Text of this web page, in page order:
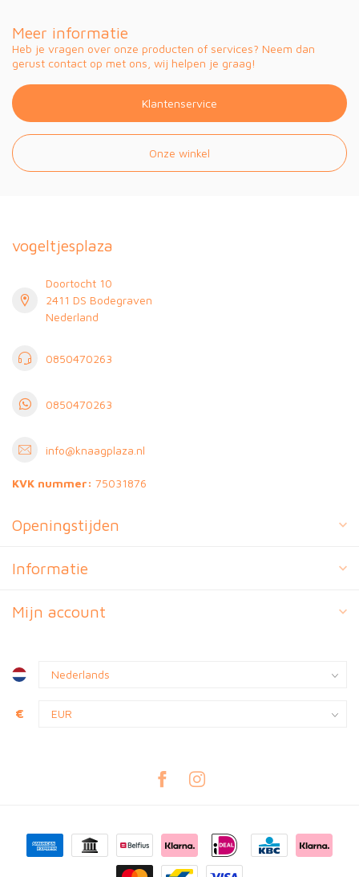
Meer informatie
Heb je vragen over onze producten of services? Neem dan
gerust contact op met ons, wij helpen je graag!
Klantenservice
Onze winkel
vogeltjesplaza
Doortocht 10
2411 DS Bodegraven
Nederland
0850470263
0850470263
info@knaagplaza.nl
KVK nummer: 75031876
Openingstijden
Informatie
Mijn account
€